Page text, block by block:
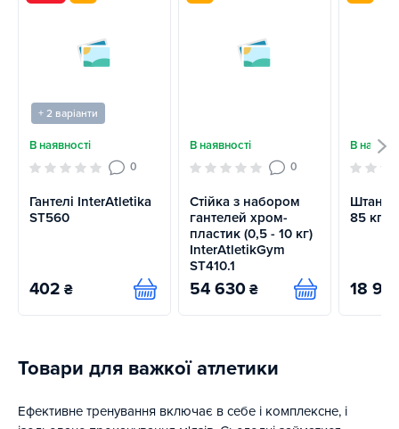
+ 2 варіанти
В наявності
0
Гантелі InterAtletika
ST560
402 ₴ Купити
В наявності
0
Стійка з набором
гантелей хром-
пластик (0,5 - 10 кг)
InterAtletikGym
ST410.1
54 630 ₴ Купити
В
85 кг
18
Товари для важкої атлетики
Ефективне тренування включає в себе і комплексне, і